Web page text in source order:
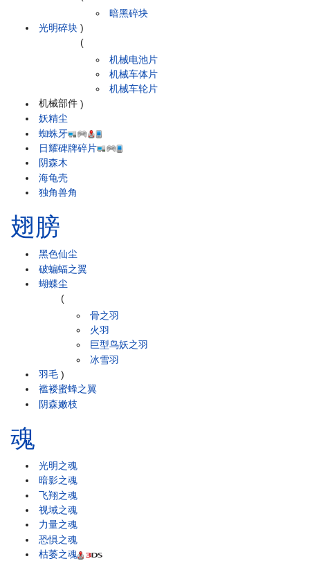
光明碎块
暗黑碎块
)
机械部件
(
机械电池片
机械车体片
机械车轮片
)
妖精尘
蜘蛛牙
日耀碑牌碎片
阴森木
海龟壳
独角兽角
翅膀
黑色仙尘
破蝙蝠之翼
蝴蝶尘
羽毛
(
骨之羽
火羽
巨型鸟妖之羽
冰雪羽
)
褴褛蜜蜂之翼
阴森嫩枝
魂
光明之魂
暗影之魂
飞翔之魂
视域之魂
力量之魂
恐惧之魂
枯萎之魂